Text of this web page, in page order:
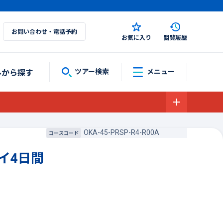
お問い合わせ・電話予約
お気に入り 閲覧履歴
ら探す ツアー検索 メニュー
コースコード OKA-45-PRSP-R4-R00A
4日間